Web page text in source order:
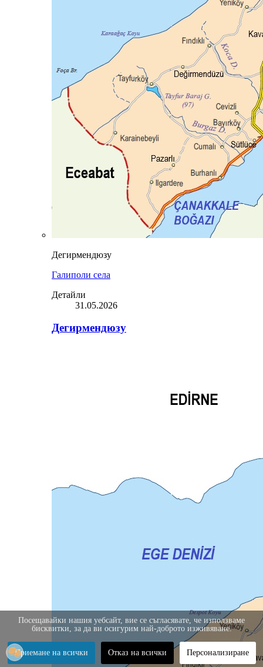
Дегирмендюзу
Галиполи села
Детайли
31.05.2026
Дегирмендюзу
Посещавайки нашия уебсайт, вие се съгласявате, че използваме
бисквитки, за да ви осигурим най-доброто изживяване.
Приемане на всички Отказ на всички Персонализиране